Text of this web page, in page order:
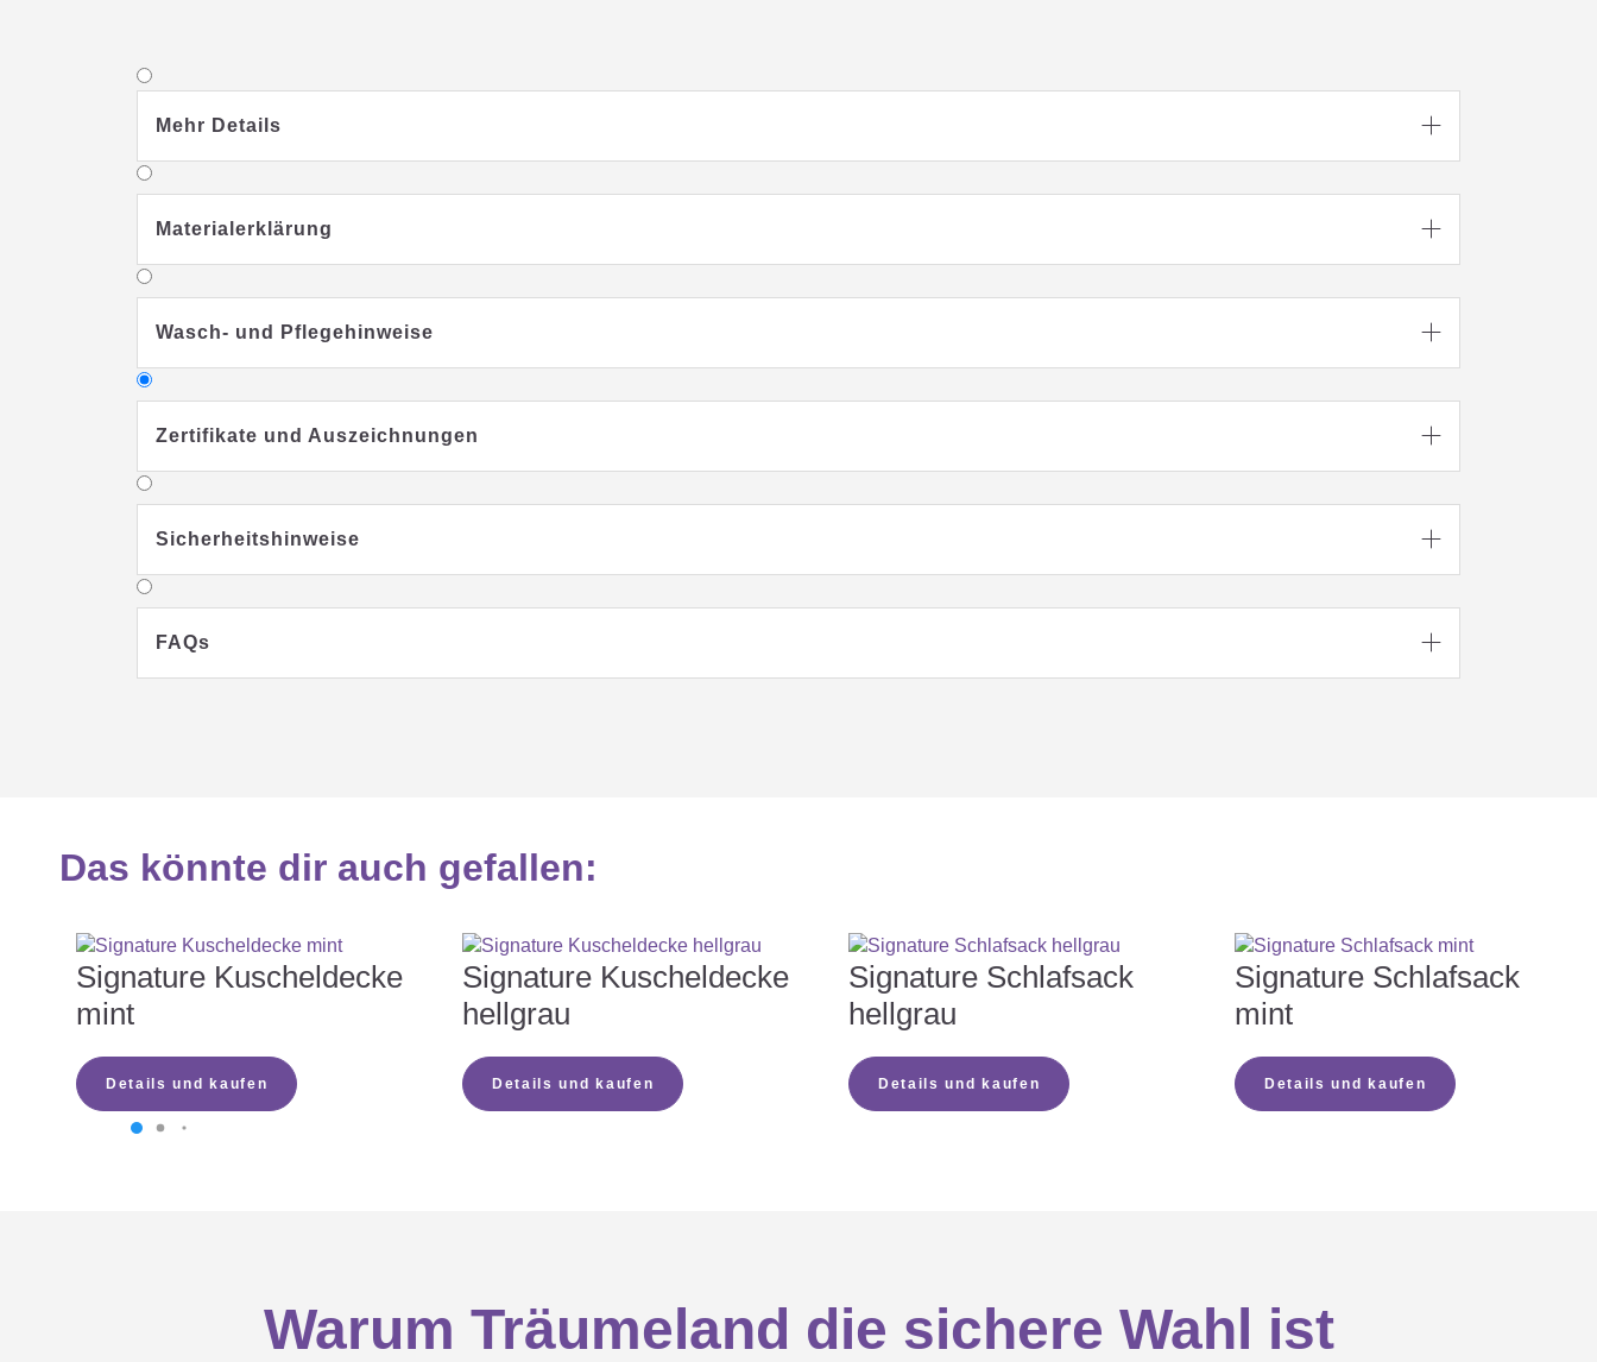
Mehr Details 
Materialerklärung 
Wasch- und Pflegehinweise 
Zertifikate und Auszeichnungen 
Sicherheitshinweise 
FAQs 
Das könnte dir auch gefallen:
Signature Kuscheldecke
mint
Details und kaufen
Signature Kuscheldecke
hellgrau
Details und kaufen
Signature Schlafsack
hellgrau
Details und kaufen
Signature Schlafsack
mint
Details und kaufen
Warum Träumeland die sichere Wahl ist